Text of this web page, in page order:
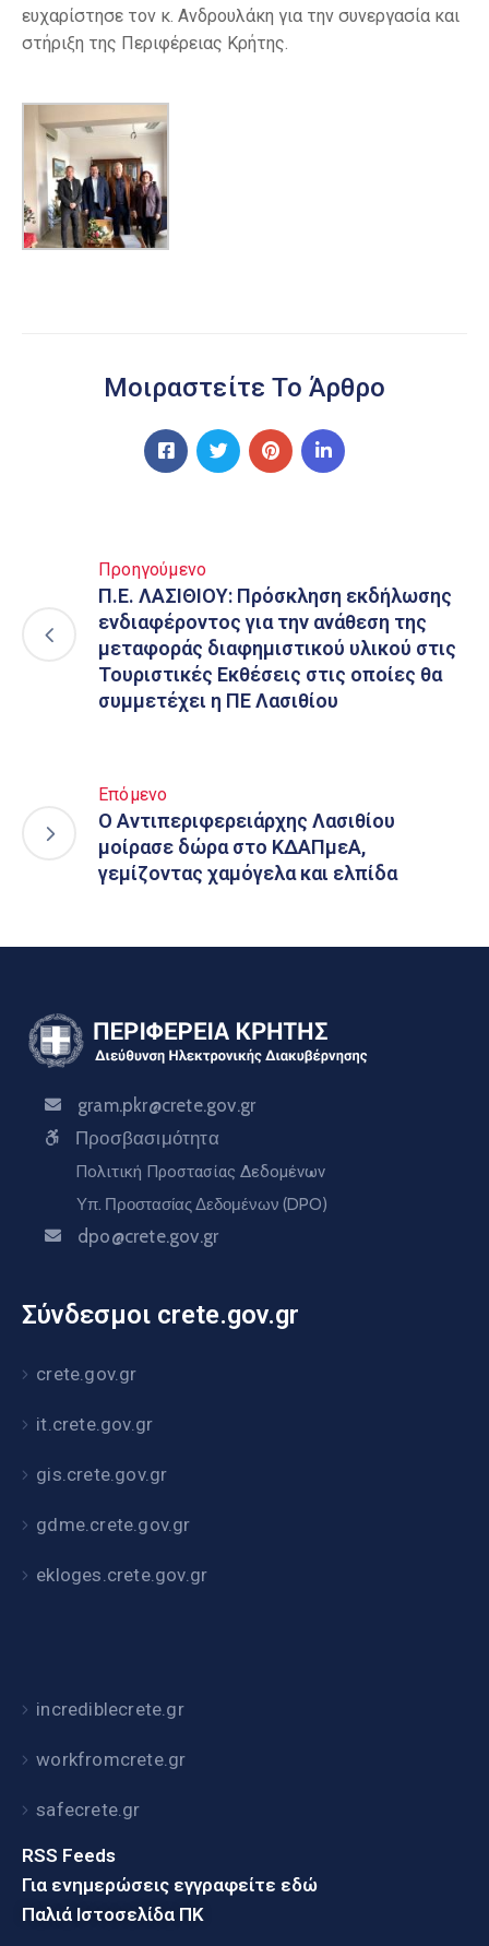
ευχαρίστησε τον κ. Ανδρουλάκη για την συνεργασία και
στήριξη της Περιφέρειας Κρήτης.
Μοιραστείτε Το Άρθρο
Προηγούμενο
Π.Ε. ΛΑΣΙΘΙΟΥ: Πρόσκληση εκδήλωσης
ενδιαφέροντος για την ανάθεση της
μεταφοράς διαφημιστικού υλικού στις
Τουριστικές Εκθέσεις στις οποίες θα
συμμετέχει η ΠΕ Λασιθίου
Επόμενο
Ο Αντιπεριφερειάρχης Λασιθίου
μοίρασε δώρα στο ΚΔΑΠμεΑ,
γεμίζοντας χαμόγελα και ελπίδα
gram.pkr@crete.gov.gr
Προσβασιμότητα
Πολιτική Προστασίας Δεδομένων
Υπ. Προστασίας Δεδομένων (DPO)
dpo@crete.gov.gr
Σύνδεσμοι crete.gov.gr
crete.gov.gr
it.crete.gov.gr
gis.crete.gov.gr
gdme.crete.gov.gr
ekloges.crete.gov.gr
incrediblecrete.gr
workfromcrete.gr
safecrete.gr
RSS Feeds
Για ενημερώσεις εγγραφείτε εδώ
Παλιά Ιστοσελίδα ΠΚ